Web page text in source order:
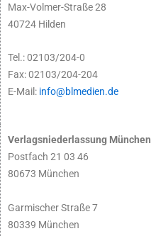
Max-Volmer-Straße 28
40724 Hilden
Tel.: 02103/204-0
Fax: 02103/204-204
E-Mail: info@blmedien.de
Verlagsniederlassung München
Postfach 21 03 46
80673 München
Garmischer Straße 7
80339 München